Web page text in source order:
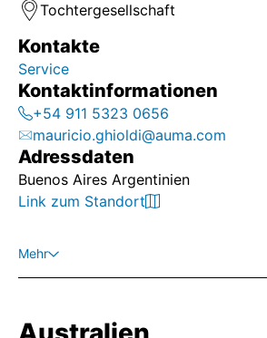
Tochtergesellschaft
Kontakte
Service
Kontaktinformationen
+54 911 5323 0656
mauricio.ghioldi@auma.com
Adressdaten
Buenos Aires Argentinien
Link zum Standort
Mehr
El grupo AUMA Riester GmbH &
reductores, está presente en